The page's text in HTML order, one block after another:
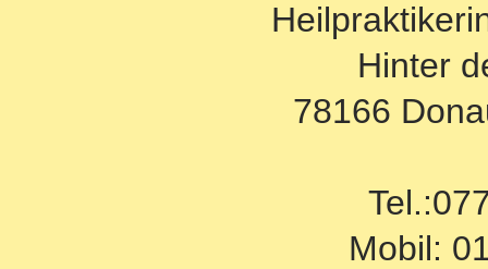
Hinter
78166
Mobil: